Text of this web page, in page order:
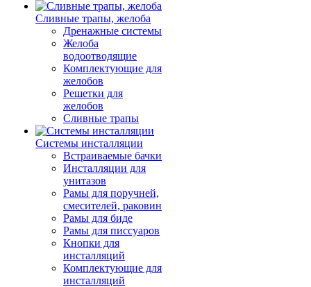
Сливные трапы, желоба
Дренажные системы
Желоба
водоотводящие
Комплектующие для
желобов
Решетки для
желобов
Сливные трапы
Системы инсталляции
Встраиваемые бачки
Инсталляции для
унитазов
Рамы для поручней,
смесителей, раковин
Рамы для биде
Рамы для писсуаров
Кнопки для
инсталляций
Комплектующие для
инсталляций